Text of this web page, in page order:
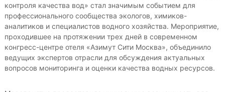
контроля качества вод» стал значимым событием для
профессионального сообщества экологов, химиков-
аналитиков и специалистов водного хозяйства. Мероприятие,
проходившее на протяжении трех дней в современном
конгресс-центре отеля «Азимут Сити Москва», объединило
ведущих экспертов отрасли для обсуждения актуальных
вопросов мониторинга и оценки качества водных ресурсов.